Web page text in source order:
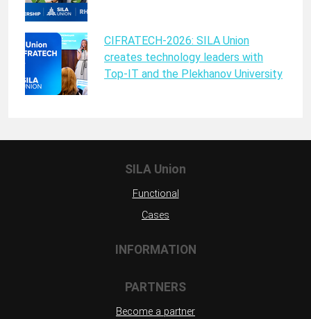
CIFRATECH-2026: SILA Union
creates technology leaders with
Top-IT and the Plekhanov University
SILA Union
Functional
Cases
INFORMATION
PARTNERS
Become a partner